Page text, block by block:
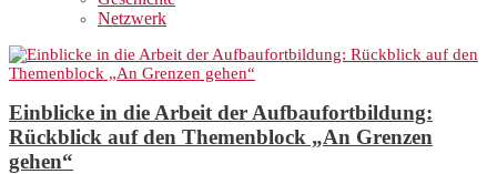
Netzwerk
Einblicke in die Arbeit der Aufbaufortbildung:
Rückblick auf den Themenblock „An Grenzen
gehen“